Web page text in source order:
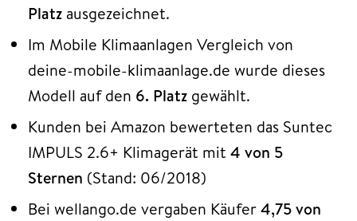
Platz ausgezeichnet.
Im Mobile Klimaanlagen Vergleich von
deine-mobile-klimaanlage.de wurde dieses
Modell auf den 6. Platz gewählt.
Kunden bei Amazon bewerteten das Suntec
IMPULS 2.6+ Klimagerät mit 4 von 5
Sternen (Stand: 06/2018)
Bei wellango.de vergaben Käufer4,75 von